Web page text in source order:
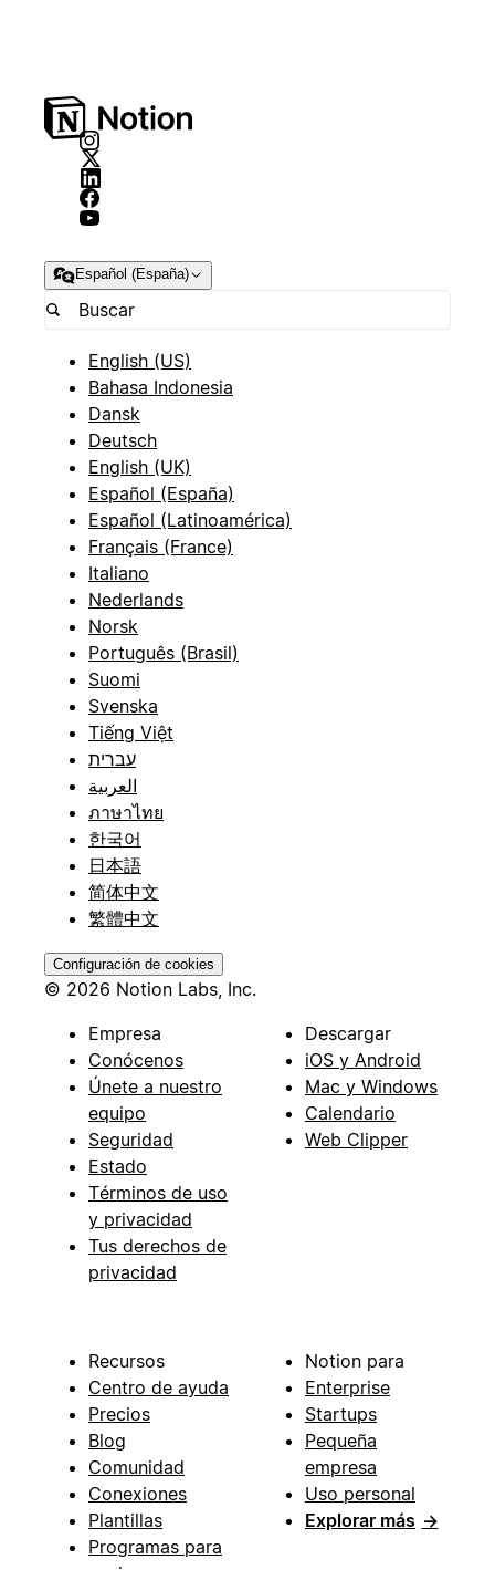
Español (España)
English (US)
Bahasa Indonesia
Dansk
Deutsch
English (UK)
Español (España)
Español (Latinoamérica)
Français (France)
Italiano
Nederlands
Norsk
Português (Brasil)
Suomi
Svenska
Tiếng Việt
עברית
العربية
ภาษาไทย
한국어
日本語
简体中文
繁體中文
Configuración de cookies
© 2026 Notion Labs, Inc.
Empresa
Conócenos
Únete a nuestro
equipo
Seguridad
Estado
Términos de uso
y privacidad
Tus derechos de
privacidad
Descargar
iOS y Android
Mac y Windows
Calendario
Web Clipper
Recursos
Centro de ayuda
Precios
Blog
Comunidad
Conexiones
Plantillas
Programas para
Notion para
Enterprise
Startups
Pequeña
empresa
Uso personal
Explorar más →